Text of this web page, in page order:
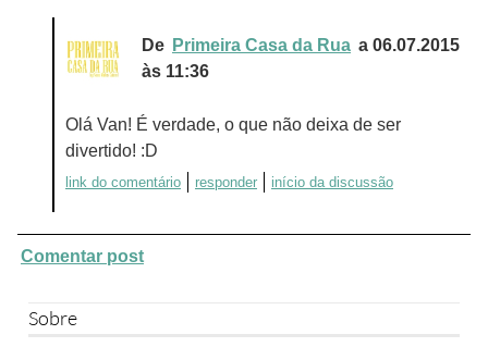
De Primeira Casa da Rua a 06.07.2015
às 11:36
Olá Van! É verdade, o que não deixa de ser
divertido! :D
link do comentário responder início da discussão
Comentar post
Sobre